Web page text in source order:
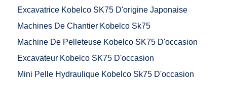
Excavatrice Kobelco SK75 D'origine Japonaise
Machines De Chantier Kobelco Sk75
Machine De Pelleteuse Kobelco SK75 D'occasion
Excavateur Kobelco SK75 D'occasion
Mini Pelle Hydraulique Kobelco Sk75 D'occasion